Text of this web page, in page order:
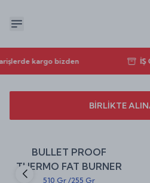
kargo bizden İŞ
BİRLİKTE
indirim
BULLET PROOF
THERMO FAT BURNER
510 Gr /255 Gr